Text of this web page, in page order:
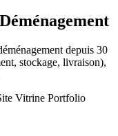
depuis 30
stockage, livraison),
Vitrine Portfolio